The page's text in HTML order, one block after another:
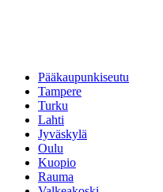
Pääkaupunkiseutu
Tampere
Turku
Lahti
Jyväskylä
Oulu
Kuopio
Rauma